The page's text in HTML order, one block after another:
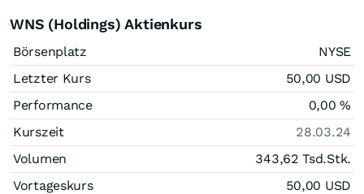
WNS (Holdings) Aktienkurs
Börsenplatz
NYSE
Letzter Kurs
50,00 USD
Performance
0,00%
Kurszeit
28.03.24
Volumen
343,62 Tsd.Stk.
Vortageskurs
50,00 USD